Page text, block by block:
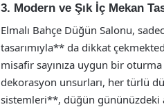
3. Modern ve Şık İç Mekan
Elmalı Bahçe Düğün Salonu,
tasarımıyla** da dikkat
misafir sayınıza uygun bir
dekorasyon unsurları, her türlü
sistemleri**, düğün gününüzdeki